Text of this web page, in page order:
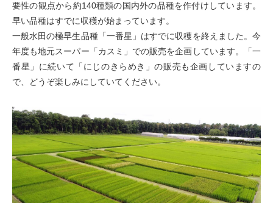
要性の観点から約140種類の国内外の品種を作付けしています。
早い品種はすでに収穫が始まっています。
一般水田の極早生品種「一番星」はすでに収穫を終えました。今
年度も地元スーパー「カスミ」での販売を企画しています。「一
番星」に続いて「にじのきらめき」の販売も企画していますの
で、どうぞ楽しみにしていてください。